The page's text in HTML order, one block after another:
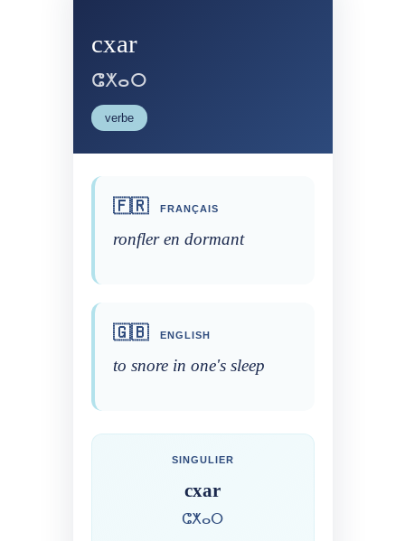
cxar
ⵛⵅⴰⵔ
verbe
🇫🇷 FRANÇAIS
ronfler en dormant
🇬🇧 ENGLISH
to snore in one's sleep
SINGULIER
cxar
ⵛⵅⴰⵔ